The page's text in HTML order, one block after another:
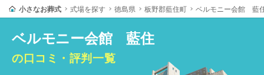
小さなお葬式 式場を探す 徳島県 板野郡藍住町 ベルモニー会館 藍
ベルモニー会館 藍住
の口コミ・評判一覧